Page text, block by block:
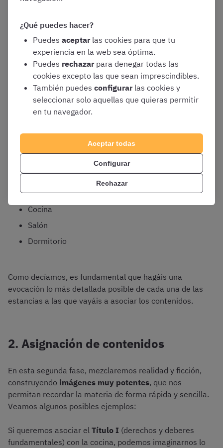
cabo. No obstante, es un sistema muy
propias preferencias.
Por ejemplo, si quisieseis recordar a qué se refiere
uno de los títulos de la Constitución Española, el
procedimiento podría ser el siguiente:
1. Creación de los
En este caso, vamos a elegir nuestra casa como «Palacio
de la Memoria», imaginándonos el recorrido siguiente:
Puerta de entrada
Cocina
Salón
Dormitorio
Como decíamos, es fundamental que hagáis una
evocación lo más detallada posible de cada una de las
estancias a las que vayáis a asociar los contenidos.
2. Asignación de contenidos
En esta segunda fase, mezclaremos realidad y ficción,
construyendo imágenes muy potentes, que nos
permitan recordar la materia de forma rápida y sencilla.
Veamos algunos posibles ejemplos:
Si queremos asociar el Título I (derechos y deberes
fundamentales) con la cocina, podemos imaginarnos lo
¿Qué puedes hacer?
Puedes aceptar las cookies para que tu
experiencia en la web sea óptima.
Puedes rechazar para denegar todas las
cookies excepto las que sean imprescindibles.
También puedes configurar las cookies y
seleccionar solo aquellas que quieras permitir
en tu navegador.
Aceptar todas
Configurar
Rechazar